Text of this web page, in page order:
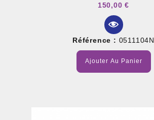
150,00 €
Référence : 0511104N
Ajouter Au Panier